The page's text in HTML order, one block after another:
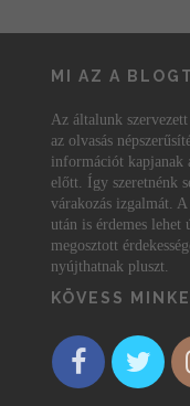
MI AZ A
Az általunk
az olvasás
információt kapjanak
előtt. Így szeretnénk
várakozás izgalmát.
után is érdemes
megosztott
nyújthatnak pluszt.
KÖVESS